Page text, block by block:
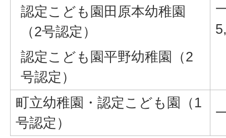
認定こども園田原本幼稚園
（2号認定）
認定こども園平野幼稚園（2
号認定）
町立幼稚園・認定こども園（1
号認定）